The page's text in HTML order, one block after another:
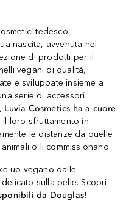
tedesco
nascita, avvenuta nel
di prodotti per il
vegani di qualità,
e sviluppate insieme a
serie di accessori
Luvia Cosmetics ha a cuore
loro sfruttamento in
le distanze da quelle
o li commissionano.
up vegano dalle
sulla pelle. Scopri
da Douglas!